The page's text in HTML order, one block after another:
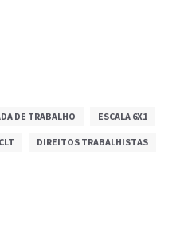
DE TRABALHO ESCALA 6X1
CLT DIREITOS TRABALHISTAS